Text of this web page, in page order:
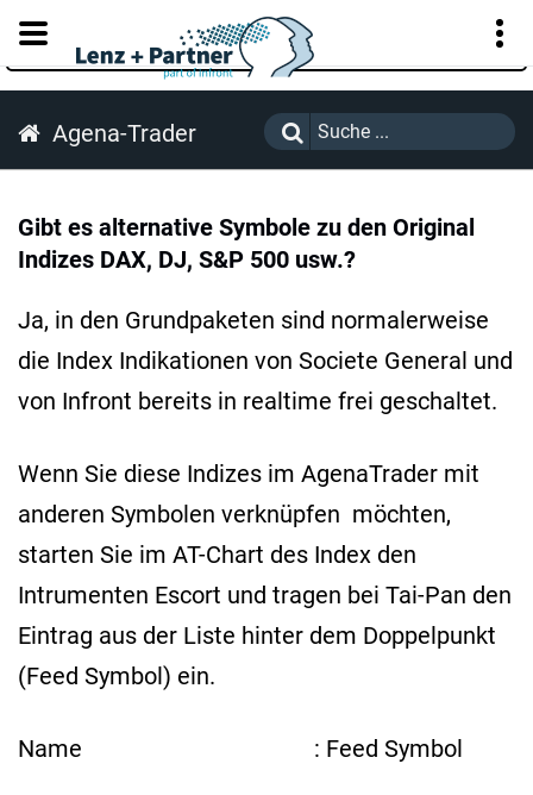
KUNDENPORTAL
Agena-Trader
Gibt es alternative Symbole zu den Original
Indizes DAX, DJ, S&P 500 usw.?
Ja, in den Grundpaketen sind normalerweise
die Index Indikationen von Societe General und
von Infront bereits in realtime frei geschaltet.
Wenn Sie diese Indizes im AgenaTrader mit
anderen Symbolen verknüpfen möchten,
starten Sie im AT-Chart des Index den
Intrumenten Escort und tragen bei Tai-Pan den
Eintrag aus der Liste hinter dem Doppelpunkt
(Feed Symbol) ein.
Name : Feed Symbol